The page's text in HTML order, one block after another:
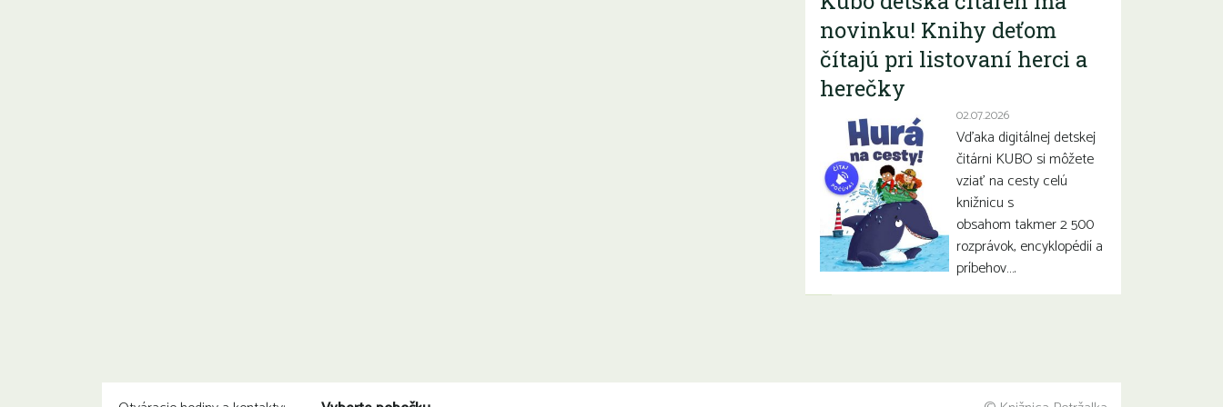
novinku! Knihy deťom
čítajú pri listovaní herci a
herečky
02.07.2026
Vďaka digitálnej detskej
čitárni KUBO si môžete
vziať na cesty celú
knižnicu s
obsahom takmer 2 500
rozprávok, encyklopédií a
príbehov….